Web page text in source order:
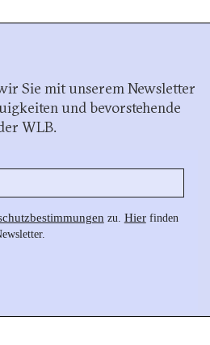
Sie mit unserem Newsletter
und bevorstehende
WLB.